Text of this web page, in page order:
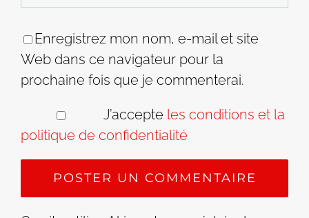
Enregistrez mon nom, e-mail et site
Web dans ce navigateur pour la
prochaine fois que je commenterai.
J’accepte les conditions et la
politique de confidentialité